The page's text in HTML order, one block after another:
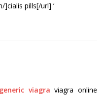
]cialis pills[/url] ’
generic viagra viagra online